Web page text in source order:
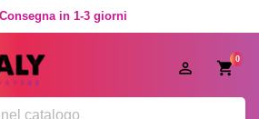
Consegna in 1-3 giorni
0
